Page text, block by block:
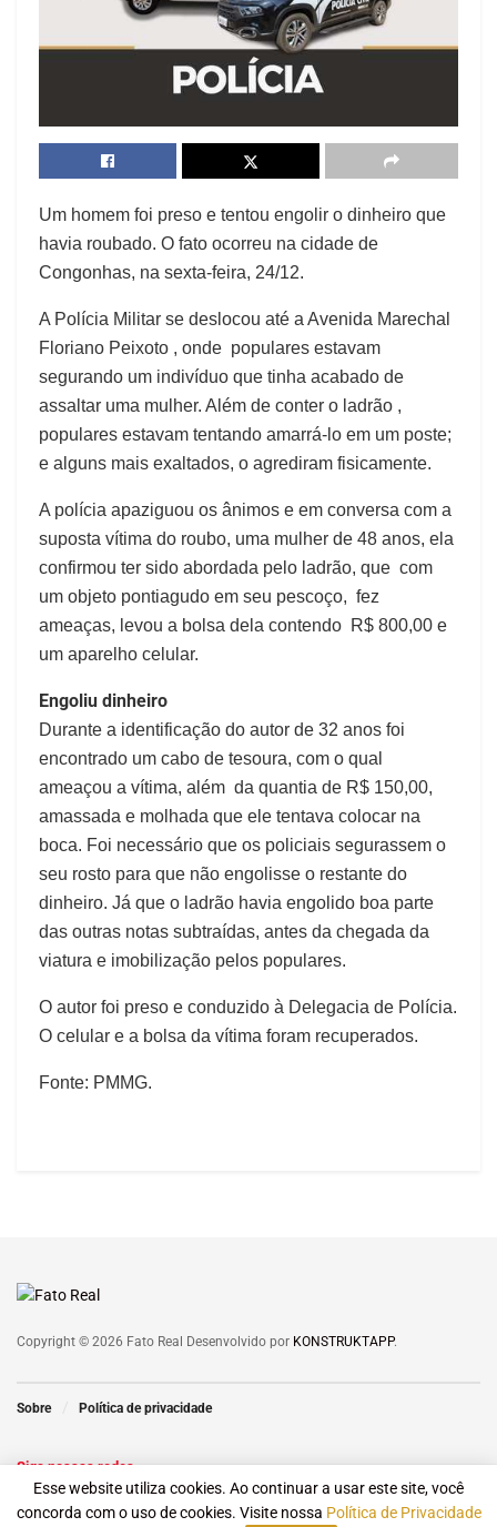
Um homem foi preso e tentou engolir o dinheiro que
havia roubado. O fato ocorreu na cidade de
Congonhas, na sexta-feira, 24/12.
A Polícia Militar se deslocou até a Avenida Marechal
Floriano Peixoto , onde populares estavam
segurando um indivíduo que tinha acabado de
assaltar uma mulher. Além de conter o ladrão ,
populares estavam tentando amarrá-lo em um poste;
e alguns mais exaltados, o agrediram fisicamente.
A polícia apaziguou os ânimos e em conversa com a
suposta vítima do roubo, uma mulher de 48 anos, ela
confirmou ter sido abordada pelo ladrão, que com
um objeto pontiagudo em seu pescoço, fez
ameaças, levou a bolsa dela contendo R$ 800,00 e
um aparelho celular.
Engoliu dinheiro
Durante a identificação do autor de 32 anos foi
encontrado um cabo de tesoura, com o qual
ameaçou a vítima, além da quantia de R$ 150,00,
amassada e molhada que ele tentava colocar na
boca. Foi necessário que os policiais segurassem o
seu rosto para que não engolisse o restante do
dinheiro. Já que o ladrão havia engolido boa parte
das outras notas subtraídas, antes da chegada da
viatura e imobilização pelos populares.
O autor foi preso e conduzido à Delegacia de Polícia.
O celular e a bolsa da vítima foram recuperados.
Fonte: PMMG.
Copyright © 2026 Fato Real Desenvolvido por KONSTRUKTAPP.
Sobre Política de privacidade
Siga nossas redes
Esse website utiliza cookies. Ao continuar a usar este site, você
concorda com o uso de cookies. Visite nossa Política de Privacidade